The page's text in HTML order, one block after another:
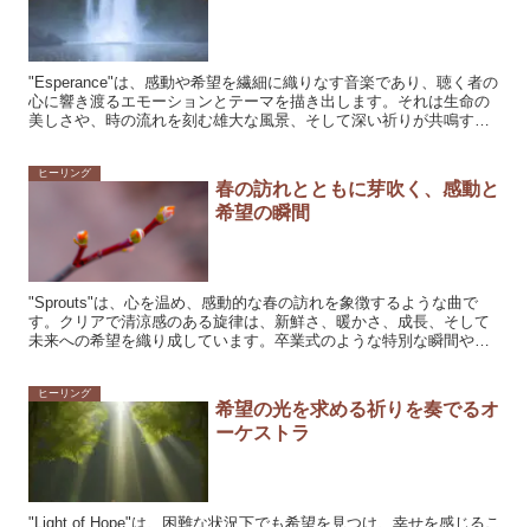
"Esperance"は、感動や希望を繊細に織りなす音楽であり、聴く者の
心に響き渡るエモーションとテーマを描き出します。それは生命の
美しさや、時の流れを刻む雄大な風景、そして深い祈りが共鳴する
ヒーリング
春の訪れとともに芽吹く、感動と
希望の瞬間
"Sprouts"は、心を温め、感動的な春の訪れを象徴するような曲で
す。クリアで清涼感のある旋律は、新鮮さ、暖かさ、成長、そして
未来への希望を織り成しています。卒業式のような特別な瞬間や、
ヒーリング
希望の光を求める祈りを奏でるオ
ーケストラ
"Light of Hope"は、困難な状況下でも希望を見つけ、幸せを感じるこ